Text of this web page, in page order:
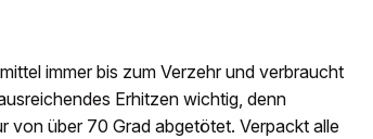
immer bis zum Verzehr und verbraucht
Erhitzen wichtig, denn
von über 70 Grad abgetötet. Verpackt alle